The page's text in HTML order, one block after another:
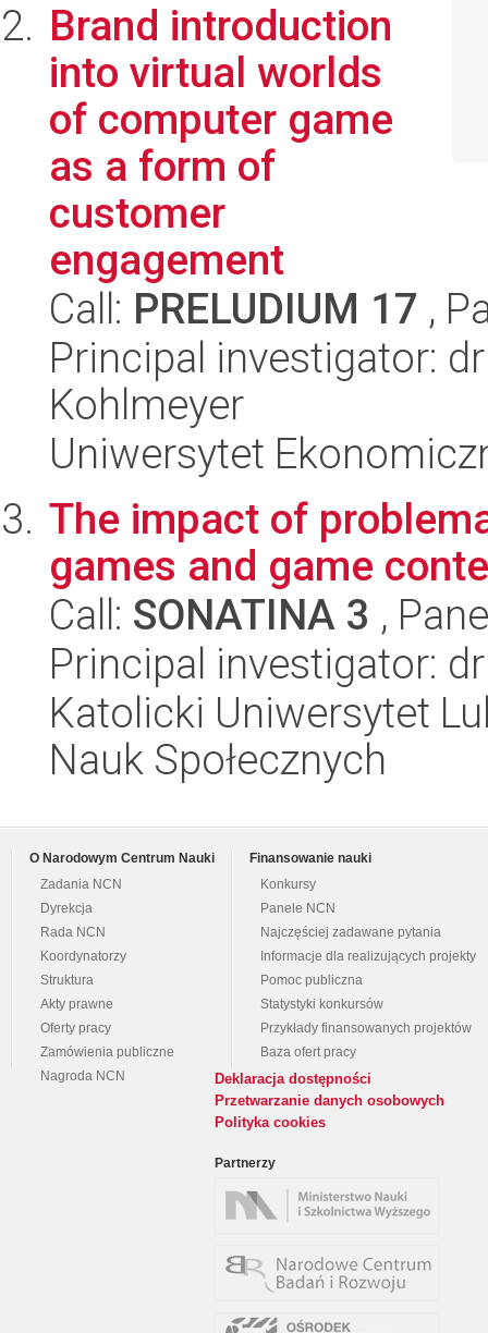
Brand introduction
into virtual worlds
of computer game
as a form of
customer
engagement
Call: PRELUDIUM 17 ,
Principal investigator:
Kohlmeyer
Uniwersytet
The impact of
games and game
Call: SONATINA 3 ,
Principal investigator:
Katolicki Uniwersytet
Nauk Społecznych
O Narodowym Centrum Nauki
Zadania NCN
Dyrekcja
Rada NCN
Koordynatorzy
Struktura
Akty prawne
Oferty pracy
Zamówienia publiczne
Nagroda NCN
Finansowanie nauki
Konkursy
Panele NCN
Najczęściej zadawane pytania
Informacje dla realizujących projekty
Pomoc publiczna
Statystyki konkursów
Przykłady finansowanych projektów
Baza ofert pracy
Deklaracja dostępności
Przetwarzanie danych osobowych
Polityka cookies
Partnerzy